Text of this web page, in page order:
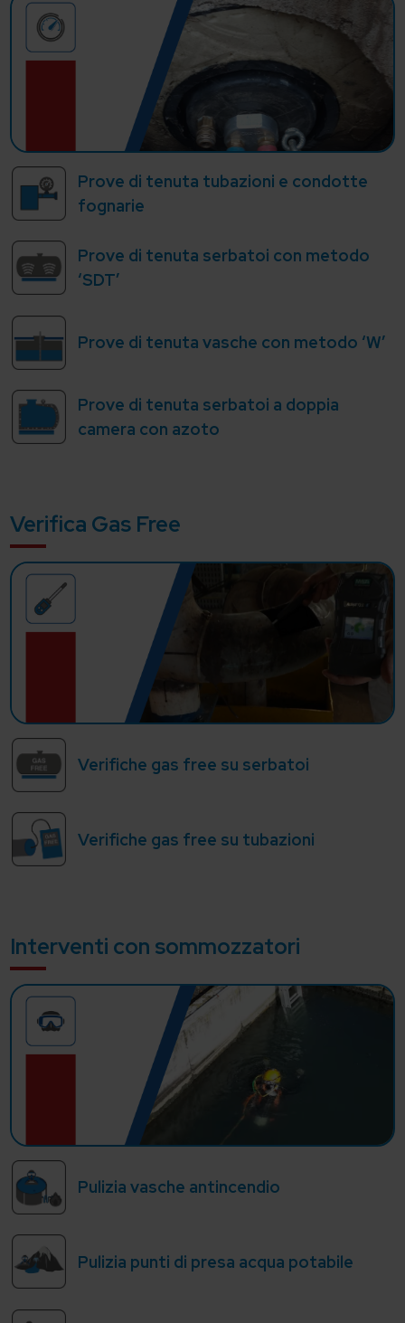
Prove di tenuta tubazioni e condotte
fognarie
Prove di tenuta serbatoi con metodo
‘SDT’
Prove di tenuta vasche con metodo ‘W’
Prove di tenuta serbatoi a doppia
camera con azoto
Verifica Gas Free
Verifiche gas free su serbatoi
Verifiche gas free su tubazioni
Interventi con sommozzatori
Pulizia vasche antincendio
Pulizia punti di presa acqua potabile